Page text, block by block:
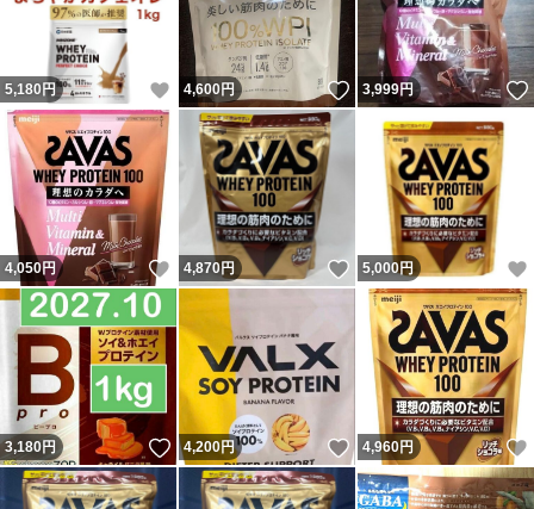
5,180 円 いいね！
4,600円 いいね！
3,999円
4,050円 いいね！
4,870円 いいね！
5,000円
3,180円 いいね！
4,200円 いいね！
4,960円